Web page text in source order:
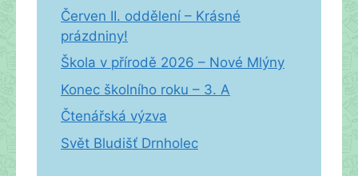
Červen II. oddělení – Krásné
prázdniny!
Škola v přírodě 2026 – Nové Mlýny
Konec školního roku – 3. A
Čtenářská výzva
Svět Bludišť Drnholec